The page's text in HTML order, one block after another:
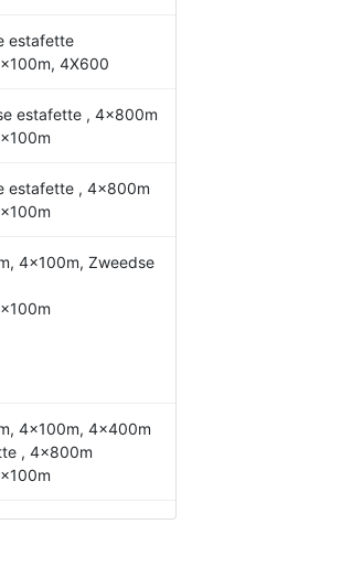
estafette
4X600
estafette , 4x800m
estafette , 4x800m
4x100m, Zweedse
4x100m, 4x400m
, 4x800m